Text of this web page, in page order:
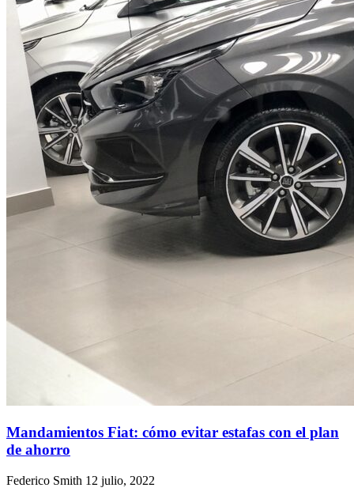
Mandamientos Fiat: cómo evitar estafas con el plan
de ahorro
Federico Smith 12 julio, 2022